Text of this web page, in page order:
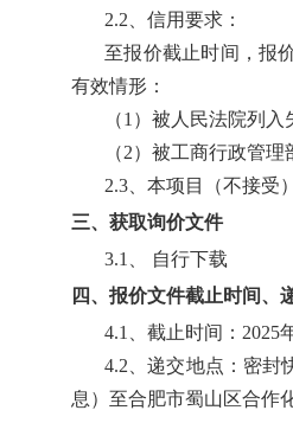
2.2 、信用要求：
至报价截止时间，报
有效情形：
（1 ）被人民法院列入
（2）被工商行政管
2.3、本项目（不接受
三、获取询价文件
3.1
、 自行下载
四、报价文件截止时间、
4.1
、截止时间： 2025
4.2 、递交地点：密
息）至合肥市蜀山区合作